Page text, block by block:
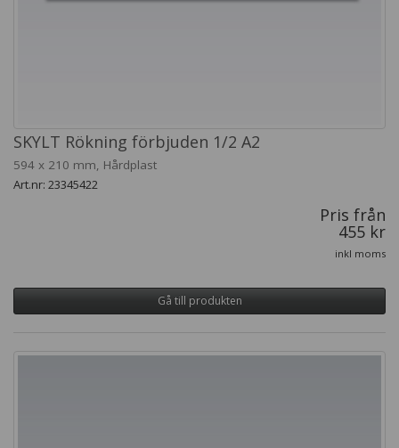
SKYLT Rökning förbjuden 1/2 A2
594 x 210 mm, Hårdplast
Art.nr: 23345422
Pris från
455 kr
inkl moms
Gå till produkten